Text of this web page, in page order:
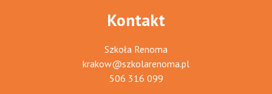
Kontakt
Szkoła Renoma
krakow@szkolarenoma.pl
506 316 099